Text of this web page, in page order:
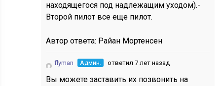
находящегося под надлежащим уходом).-
Второй пилот все еще пилот.
Автор ответа: Райан Мортенсен
flyman Админ. ответил 7 лет назад
Вы можете заставить их позвонить на